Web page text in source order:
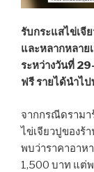
รับกระแสไข่เจี
และหลากหลาย
ระหว่างวันที่
ฟรี รายได้นำไ
จากกรณีดรามา
ไข่เจียวปูของร้
พบว่าราคาอาห
1,500 บาท แต่